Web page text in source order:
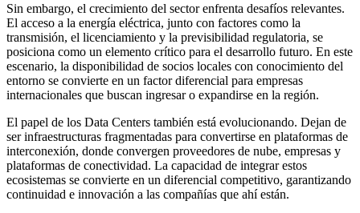
Sin embargo, el crecimiento del sector enfrenta desafíos relevantes.
El acceso a la energía eléctrica, junto con factores como la
transmisión, el licenciamiento y la previsibilidad regulatoria, se
posiciona como un elemento crítico para el desarrollo futuro. En este
escenario, la disponibilidad de socios locales con conocimiento del
entorno se convierte en un factor diferencial para empresas
internacionales que buscan ingresar o expandirse en la región.
El papel de los Data Centers también está evolucionando. Dejan de
ser infraestructuras fragmentadas para convertirse en plataformas de
interconexión, donde convergen proveedores de nube, empresas y
plataformas de conectividad. La capacidad de integrar estos
ecosistemas se convierte en un diferencial competitivo, garantizando
continuidad e innovación a las compañías que ahí están.